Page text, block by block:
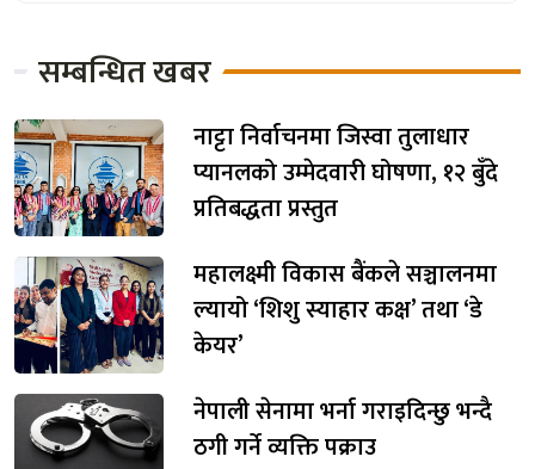
सम्बन्धित खबर
नाट्टा निर्वाचनमा जिस्वा तुलाधार
प्यानलको उम्मेदवारी घोषणा, १२ बुँदे
प्रतिबद्धता प्रस्तुत
महालक्ष्मी विकास बैंकले सञ्चालनमा
ल्यायो ‘शिशु स्याहार कक्ष’ तथा ‘डे
केयर’
नेपाली सेनामा भर्ना गराइदिन्छु भन्दै
ठगी गर्ने व्यक्ति पक्राउ